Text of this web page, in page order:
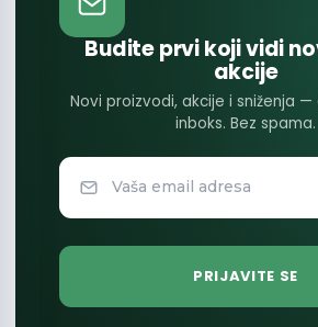
Budite prvi koji vidi
akcije
Novi proizvodi, akcije i sniženja
inboks. Bez spama.